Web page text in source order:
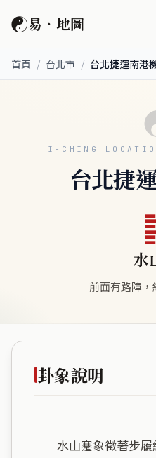
☯易．地圖
首頁 / 台北市 / 台北捷運南港
I-CHING
台北捷
水
前面有路障，
卦象說明